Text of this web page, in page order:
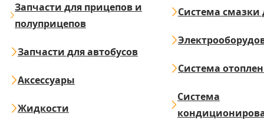
Запчасти для прицепов и
полуприцепов
Запчасти для автобусов
Аксессуары
Жидкости
Система смазки
Система
Система